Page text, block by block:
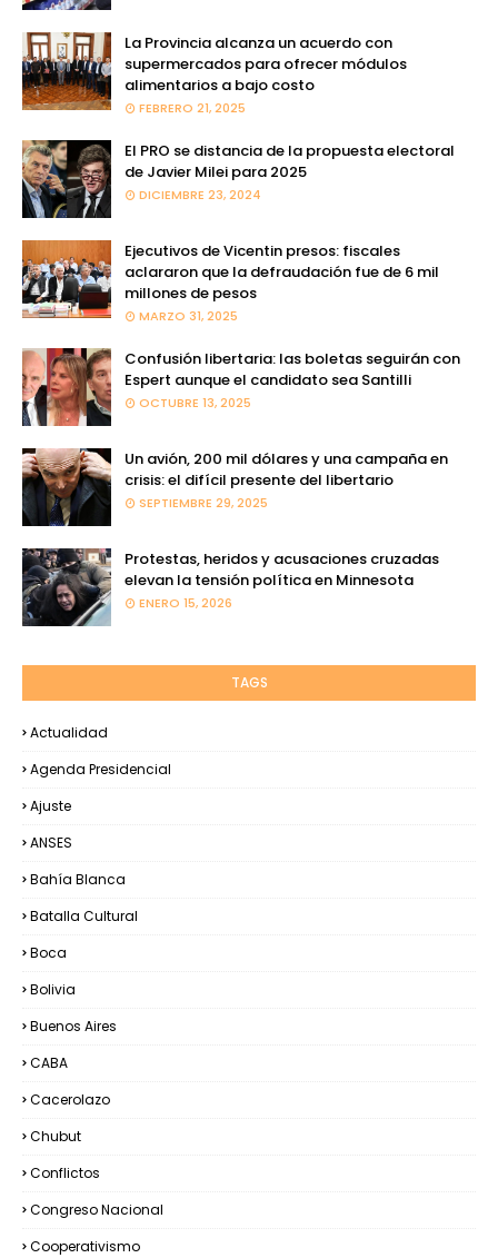
La Provincia alcanza un acuerdo con
supermercados para ofrecer módulos
alimentarios a bajo costo
FEBRERO 21, 2025
El PRO se distancia de la propuesta electoral
de Javier Milei para 2025
DICIEMBRE 23, 2024
Ejecutivos de Vicentin presos: fiscales
aclararon que la defraudación fue de 6 mil
millones de pesos
MARZO 31, 2025
Confusión libertaria: las boletas seguirán con
Espert aunque el candidato sea Santilli
OCTUBRE 13, 2025
Un avión, 200 mil dólares y una campaña en
crisis: el difícil presente del libertario
SEPTIEMBRE 29, 2025
Protestas, heridos y acusaciones cruzadas
elevan la tensión política en Minnesota
ENERO 15, 2026
TAGS
Actualidad
Agenda Presidencial
Ajuste
ANSES
Bahía Blanca
Batalla Cultural
Boca
Bolivia
Buenos Aires
CABA
Cacerolazo
Chubut
Conflictos
Congreso Nacional
Cooperativismo